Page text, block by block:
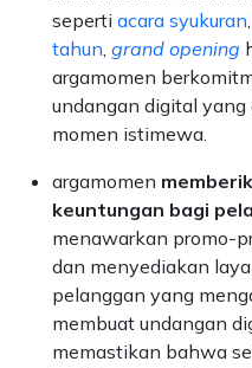
seperti acara syukuran,
tahun, grand opening
argamomen
undangan digital
momen istimewa.
argamomen
keuntungan bagi
menawarkan promo-
dan menyediakan
pelanggan yang
membuat undangan
memastikan bahwa